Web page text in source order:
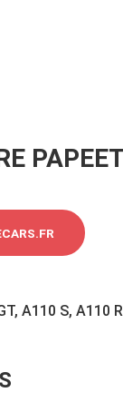
A110 S, A110